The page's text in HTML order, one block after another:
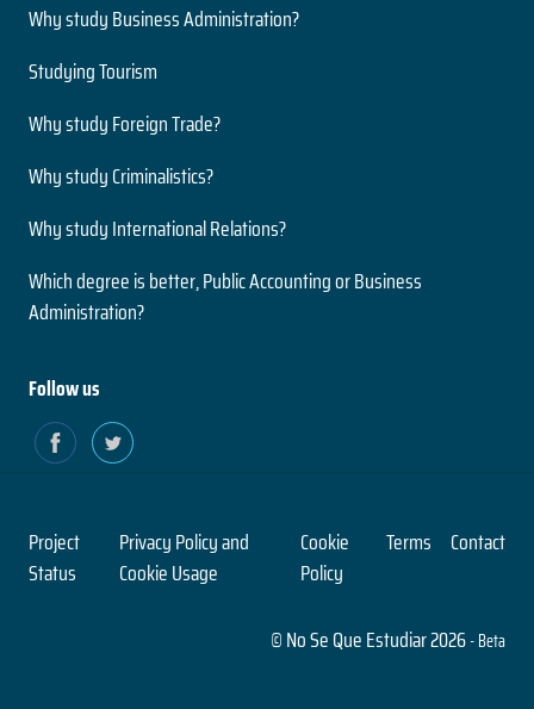
Ingeniería Civil Electrónica
Duración
Nivel
Modalidad
Ingeniería Civil en Informática
5 años
Duración
Grado
Nivel
Ingeniería Civil en Obras Civiles
Nivel
Modalidad
Duración
Nivel
Presencial
Paleontología
2 años
Magíster
Nivel
Presencial
Why study Business Administration?
Studying Tourism
Why study Foreign Trade?
Why study Criminalistics?
Why study International Relations?
Which degree is better, Public Accounting or Business
Administration?
Follow us
Project
Status
Privacy Policy and
Cookie Usage
Cookie
Policy
Terms Contact
© No Se Que Estudiar 2026- Beta